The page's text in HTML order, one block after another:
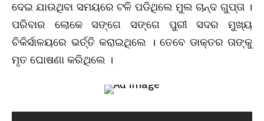
ଦେଇ ଯାଉଥିବା ସମୟରେ ଟଳି ପଡିଥିଲେ ମୁଲ ଚାନ୍ଦ ଗୁପ୍ତା ।
ପରିବାର ଲୋକେ ସଙ୍ଗେ ସଙ୍ଗେ ପୁରୀ ସଦର ମୁଖ୍ୟ
ଚିକିର୍ସାଳୟରେ ଭର୍ତ୍ତି କରାଇଥିଲେ । ତେବେ ଡାକ୍ତର ତାଙ୍କୁ
ମୃତ ଘୋଷଣା କରିଥିଲେ ।